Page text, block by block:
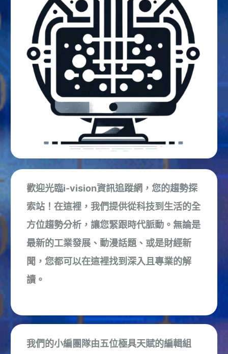
歡迎光臨i-vision資訊追蹤網，您的趨勢探
索站！在這裡，我們提供從科技到生活的全
方位趨勢分析，讓您緊跟時代脈動。無論是
最新的工業發展、動漫話題、或是財經新
聞，您都可以在這裡找到深入且專業的解
讀。
我們的小編團隊由五位極具天賦的編輯組